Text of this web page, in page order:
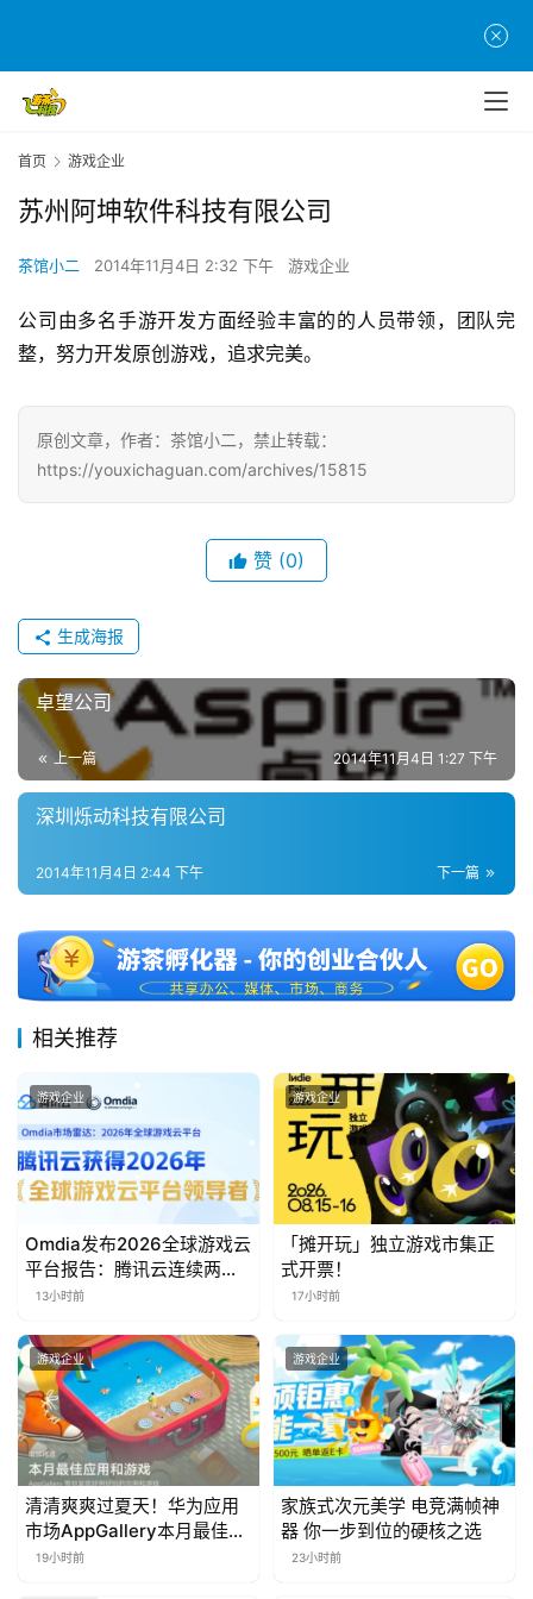
茶
创
戏
界
游
戏
戏
休
闲
游
戏
2
5
第
届
茶
奖
7
月
0
日
游
茶
对
首页 游戏企业
苏州阿坤软件科技有限公司
茶馆小二 2014年11月4日 2:32 下午 游戏企业
公司由多名手游开发方面经验丰富的的人员带领，团队完
整，努力开发原创游戏，追求完美。
原创文章，作者：茶馆小二，禁止转载：
https://youxichaguan.com/archives/15815
赞 (0)
生成海报
卓望公司
上一篇 2014年11月4日 1:27 下午
深圳烁动科技有限公司
下一篇
2014年11月4日 2:44 下午
相关推荐
游戏企业
Omdia发布2026全球游戏云
平台报告：腾讯云连续两年
入选“领导者”象限
13小时前
游戏企业
「摊开玩」独立游戏市集正
式开票！
17小时前
游戏企业
清清爽爽过夏天！华为应用
市场AppGallery本月最佳上
新，款款提升幸福感
19小时前
游戏企业
家族式次元美学 电竞满帧神
器 你一步到位的硬核之选
23小时前